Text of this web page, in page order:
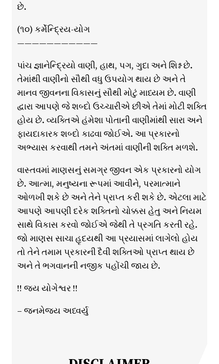
છે.
(૧૦) કર્મેન્દ્રિય-યોગ
———————————
પાંચ જ્ઞાનેન્દ્રિયો વાણી, હાથ, પગ, ગુદા અને શિશ્ન છે.
તેમાંથી વાણીનો સૌથી વધુ ઉપયોગ થાય છે અને તે
માનવ જીવનના વિકાસનું સૌથી મોટું માધ્યમ છે. વાણી
દ્વારા આપણે જે શબ્દો ઉચ્ચારીએ છીએ તેમાં મોટી શક્તિ
હોય છે. વ્યક્તિએ હંમેશા પોતાની વાણીમાંથી સારા અને
ફાયદાકારક શબ્દો કાઢવા જોઈએ. આ પ્રકારનો
અભ્યાસ કરવાથી તમને અંતમાં વાણીની શક્તિ મળશે.
વાસ્તવમાં માણસનું સમગ્ર જીવન એક પ્રકારનો યોગ
છે. આત્મા, મનુષ્યના રૂપમાં આવીને, પરમાત્માને
ઓળખી શકે છે અને તેને પ્રાપ્ત કરી શકે છે. એટલા માટે
આપણે આપણી દરેક શક્તિનો ચોક્કસ હેતુ અને નિયમ
સાથે વિકાસ કરવો જોઈએ જેથી તે પ્રગતિ કરતી રહે.
જો માણસ સાચા હૃદયથી આ પ્રયાસમાં લાગેલો હોય
તો તેને તમામ પ્રકારની દૈવી શક્તિઓ પ્રાપ્ત થાય છે
અને તે ભગવાનની નજીક પહોંચી જાય છે.
!! જય યોગેશ્વર !!
– જનમેજય અધ્વર્યુ